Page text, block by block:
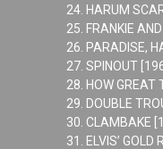
24. HARUM
25. FRANKIE
26. PARADISE,
27. SPINOUT
28. HOW GREAT
29. DOUBLE
30. CLAMBAKE
31. ELVIS’ GOLD